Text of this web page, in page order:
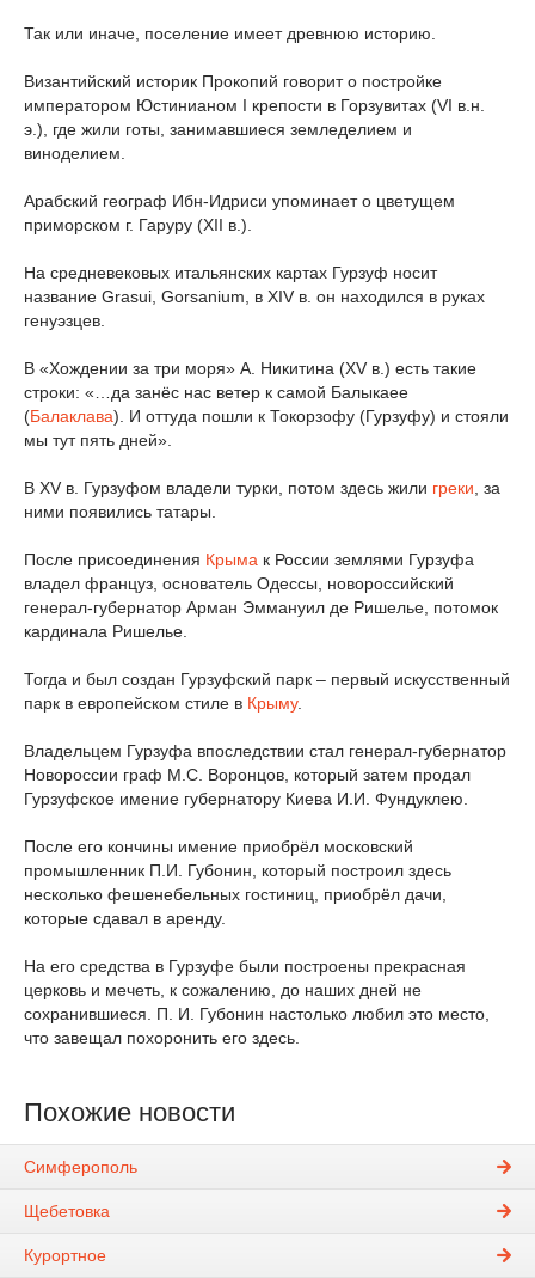
Так или иначе, поселение имеет древнюю историю.
Византийский историк Прокопий говорит о постройке
императором Юстинианом I крепости в Горзувитах (VI в.н.
э.), где жили готы, занимавшиеся земледелием и
виноделием.
Арабский географ Ибн-Идриси упоминает о цветущем
приморском г. Гаруру (XII в.).
На средневековых итальянских картах Гурзуф носит
название Grasui, Gorsanium, в XIV в. он находился в руках
генуэзцев.
В «Хождении за три моря» А. Никитина (XV в.) есть такие
строки: «…да занёс нас ветер к самой Балыкаее
(Балаклава). И оттуда пошли к Токорзофу (Гурзуфу) и стояли
мы тут пять дней».
В XV в. Гурзуфом владели турки, потом здесь жили греки , за
ними появились татары.
После присоединения Крыма к России землями Гурзуфа
владел француз, основатель Одессы, новороссийский
генерал-губернатор Арман Эммануил де Ришелье, потомок
кардинала Ришелье.
Тогда и был создан Гурзуфский парк – первый искусственный
парк в европейском стиле в Крыму.
Владельцем Гурзуфа впоследствии стал генерал-губернатор
Новороссии граф М.С. Воронцов, который затем продал
Гурзуфское имение губернатору Киева И.И. Фундуклею.
После его кончины имение приобрёл московский
промышленник П.И. Губонин, который построил здесь
несколько фешенебельных гостиниц, приобрёл дачи,
которые сдавал в аренду.
На его средства в Гурзуфе были построены прекрасная
церковь и мечеть, к сожалению, до наших дней не
сохранившиеся. П. И. Губонин настолько любил это место,
что завещал похоронить его здесь.
Похожие новости
Симферополь
Щебетовка
Курортное